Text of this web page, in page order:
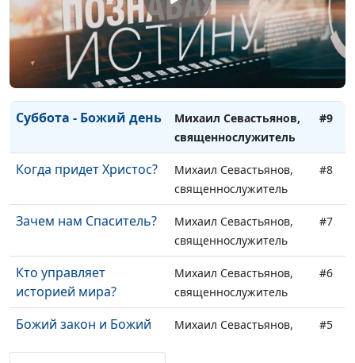
Быть святым без Бога?
Михаил Севастьянов,
священнослужитель
#11
Путь в Царство Божье
Михаил Севастьянов,
священнослужитель
Суббота - Божий день
Михаил Севастьянов,
священнослужитель
#9
Когда придет Христос?
Михаил Севастьянов,
священнослужитель
#8
Зачем нам Спаситель?
Михаил Севастьянов,
священнослужитель
#7
Кто управляет
историей мира?
Михаил Севастьянов,
священнослужитель
#6
Божий закон и Божий
Михаил Севастьянов,
#5